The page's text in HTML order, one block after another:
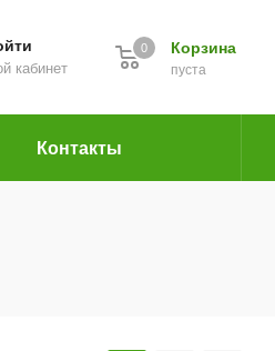
Корзина
пуста
0
кабинет
Контакты